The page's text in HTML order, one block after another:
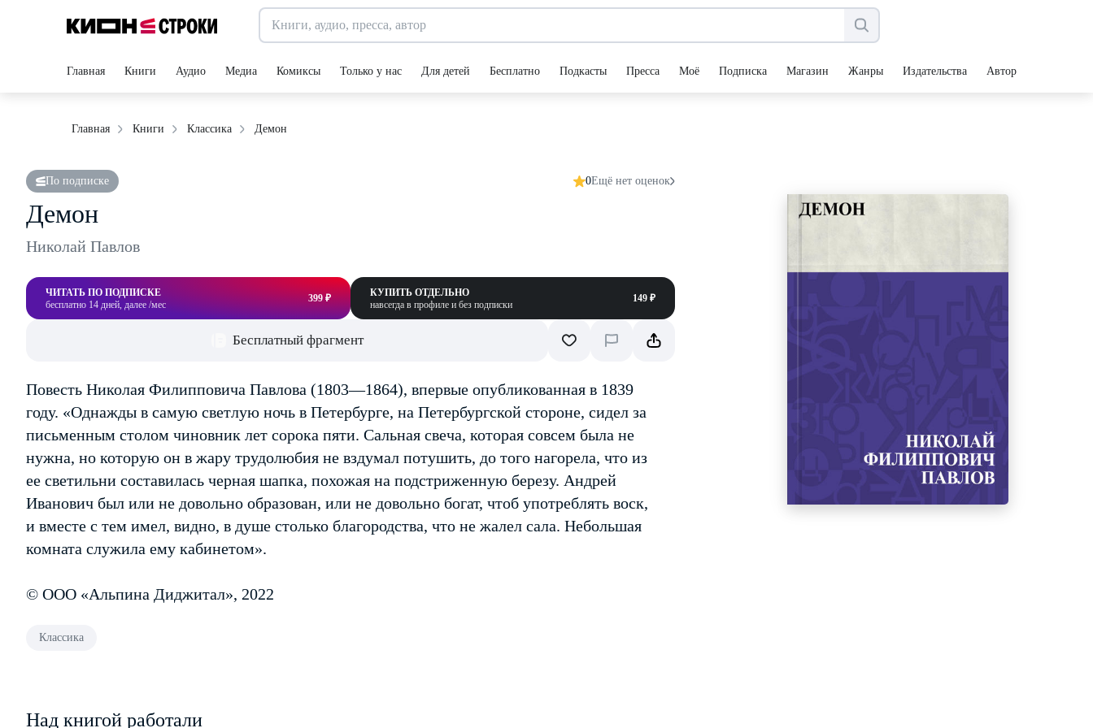
Главная Книги Аудио Медиа Комиксы Только у нас Для детей Бесплатно Подкасты Пресса Моё Подписка Магазин Жанры Издательства Авторы
Главная Книги Классика Демон
По подписке 0Ещё нет оценок
Демон
Николай Павлов
ЧИТАТЬ ПО ПОДПИСКЕ
бесплатно 14 дней, далее /мес
399 ₽
КУПИТЬ ОТДЕЛЬНО
навсегда в профиле и без подписки
149 ₽
Бесплатный фрагмент
Повесть Николая Филипповича Павлова (1803—1864), впервые опубликованная в 1839
году. «Однажды в самую светлую ночь в Петербурге, на Петербургской стороне, сидел за
письменным столом чиновник лет сорока пяти. Сальная свеча, которая совсем была не
нужна, но которую он в жару трудолюбия не вздумал потушить, до того нагорела, что из
ее светильни составилась черная шапка, похожая на подстриженную березу. Андрей
Иванович был или не довольно образован, или не довольно богат, чтоб употреблять воск,
и вместе с тем имел, видно, в душе столько благородства, что не жалел сала. Небольшая
комната служила ему кабинетом».
© ООО «Альпина Диджитал», 2022
Классика
Над книгой работали